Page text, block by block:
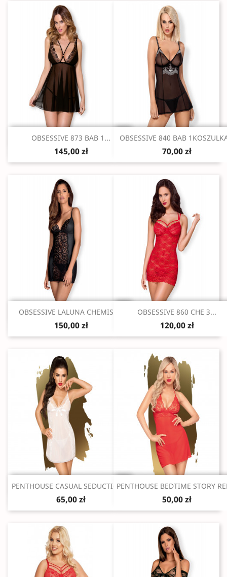
Szybki podgląd
OBSESSIVE 873 BAB 1...
145,00 zł
Szybki podgląd
OBSESSIVE 840 BAB
70,00 zł
Szybki podgląd
OBSESSIVE LALUNA CHEMISE...
150,00 zł
Szybki podgląd
OBSESSIVE 860 CHE 3...
120,00 zł
Szybki podgląd
PENTHOUSE CASUAL SEDUCTION...
65,00 zł
Szybki podgląd
PENTHOUSE BEDTIME STORY
50,00 zł